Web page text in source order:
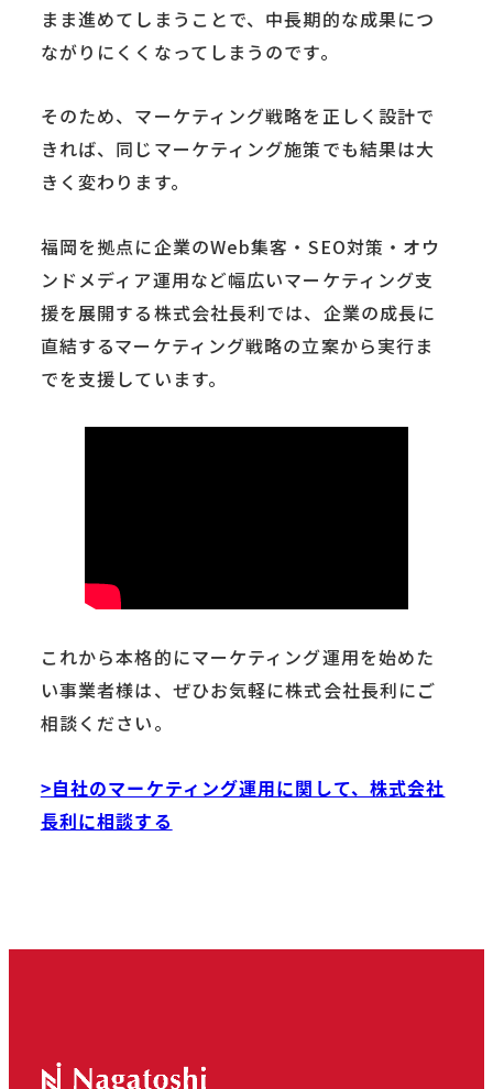
まま進めてしまうことで、中長期的な成果につ
ながりにくくなってしまうのです。
そのため、マーケティング戦略を正しく設計で
きれば、同じマーケティング施策でも結果は大
きく変わります。
福岡を拠点に企業のWeb集客・SEO対策・オウ
ンドメディア運用など幅広いマーケティング支
援を展開する株式会社長利では、企業の成長に
直結するマーケティング戦略の立案から実行ま
でを支援しています。
これから本格的にマーケティング運用を始めた
い事業者様は、ぜひお気軽に株式会社長利にご
相談ください。
>自社のマーケティング運用に関して、株式会社
長利に相談する